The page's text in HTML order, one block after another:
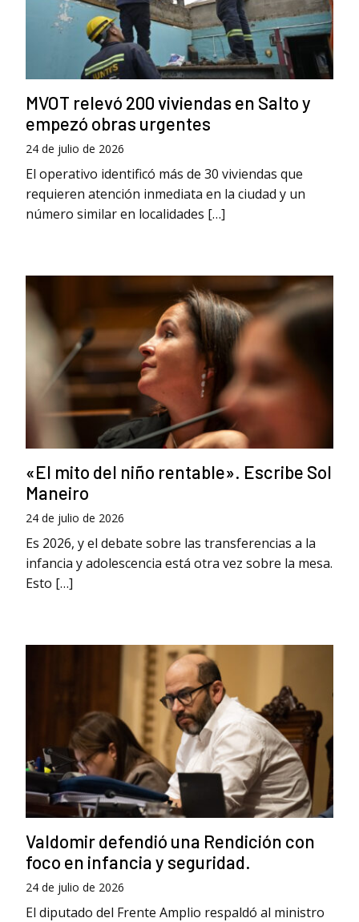
MVOT relevó 200 viviendas en Salto y
empezó obras urgentes
24 de julio de 2026
El operativo identificó más de 30 viviendas que
requieren atención inmediata en la ciudad y un
número similar en localidades […]
«El mito del niño rentable». Escribe Sol
Maneiro
24 de julio de 2026
Es 2026, y el debate sobre las transferencias a la
infancia y adolescencia está otra vez sobre la mesa.
Esto […]
Valdomir defendió una Rendición con
foco en infancia y seguridad.
24 de julio de 2026
El diputado del Frente Amplio respaldó al ministro